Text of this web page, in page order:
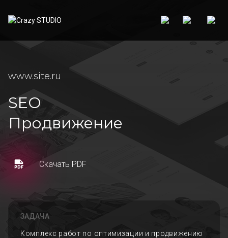
www.site.ru
SEO
Продвижение
Скачать PDF
ЗАДАЧА
Комплекс работ по оптимизации и продвижению